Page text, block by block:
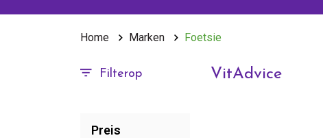
Home Marken Foetsie
Filterop
Preis
VitAdvice